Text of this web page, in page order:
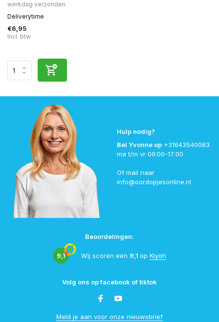
werkdag verzonden
Deliverytime
€6,95
Incl. btw
Hulp nodig?
Bel Yvonne op +31643540083
ma t/m vr 09:00-17:00
Of mail naar
info@oordopjesonline.nl
Beoordelingen:
9,1 Wij scoren een 9,1 op Kiyoh
Volg ons op facebook of tiktok
Meld je aan voor onze nieuwsbrief